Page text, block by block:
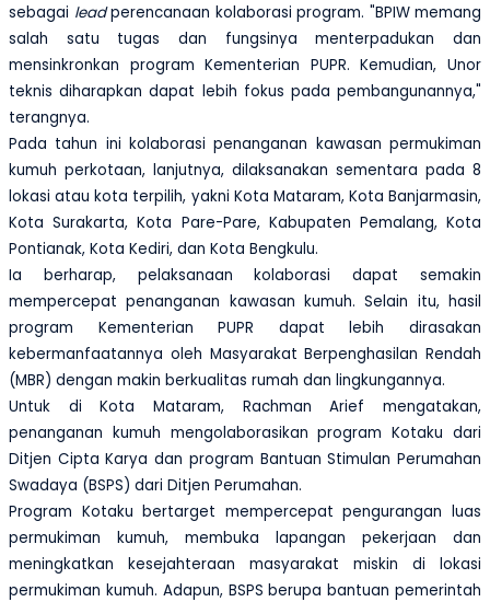
sebagai leadperencanaan kolaborasi program. "BPIW memang
salah satu tugas dan fungsinya menterpadukan dan
mensinkronkan program Kementerian PUPR. Kemudian, Unor
teknis diharapkan dapat lebih fokus pada pembangunannya,"
terangnya.
Pada tahun ini kolaborasi penanganan kawasan permukiman
kumuh perkotaan, lanjutnya, dilaksanakan sementara pada 8
lokasi atau kota terpilih, yakni Kota Mataram, Kota Banjarmasin,
Kota Surakarta, Kota Pare-Pare, Kabupaten Pemalang, Kota
Pontianak, Kota Kediri, dan Kota Bengkulu.
Ia berharap, pelaksanaan kolaborasi dapat semakin
mempercepat penanganan kawasan kumuh. Selain itu, hasil
program Kementerian PUPR dapat lebih dirasakan
kebermanfaatannya oleh Masyarakat Berpenghasilan Rendah
(MBR) dengan makin berkualitas rumah dan lingkungannya.
Untuk di Kota Mataram, Rachman Arief mengatakan,
penanganan kumuh mengolaborasikan program Kotaku dari
Ditjen Cipta Karya dan program Bantuan Stimulan Perumahan
Swadaya (BSPS) dari Ditjen Perumahan.
Program Kotaku bertarget mempercepat pengurangan luas
permukiman kumuh, membuka lapangan pekerjaan dan
meningkatkan kesejahteraan masyarakat miskin di lokasi
permukiman kumuh. Adapun, BSPS berupa bantuan pemerintah